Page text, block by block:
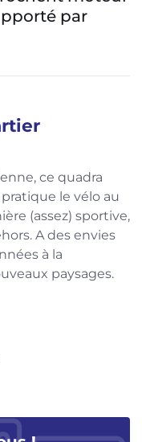
qui
ce quadra
le vélo au
(assez) sportive,
A des envies
à la
paysages.